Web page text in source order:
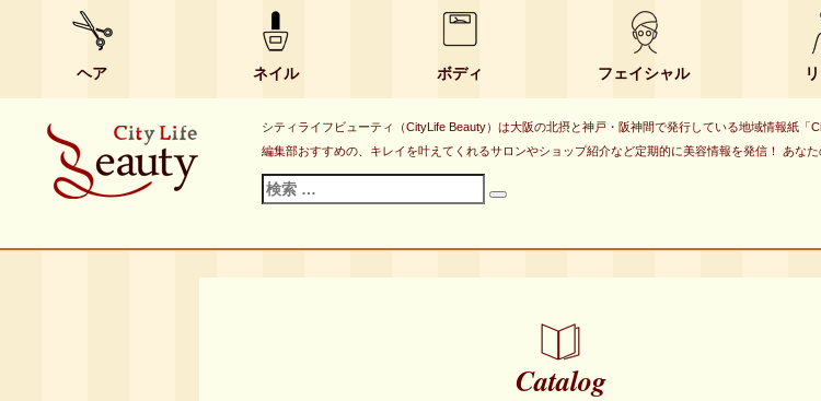
ヘア ネイル ボディ フェイシャル
シティライフビューティ（CityLife Beauty）は大阪の北摂と神戸・阪神間で発行している地域情報紙「
編集部おすすめの、キレイを叶えてくれるサロンやショップ紹介など定期的に美容情報を発信！ あなた
検
索
Catalog